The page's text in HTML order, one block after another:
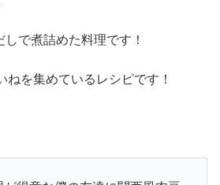
で煮詰めた料理です！
ねを集めているレシピです！